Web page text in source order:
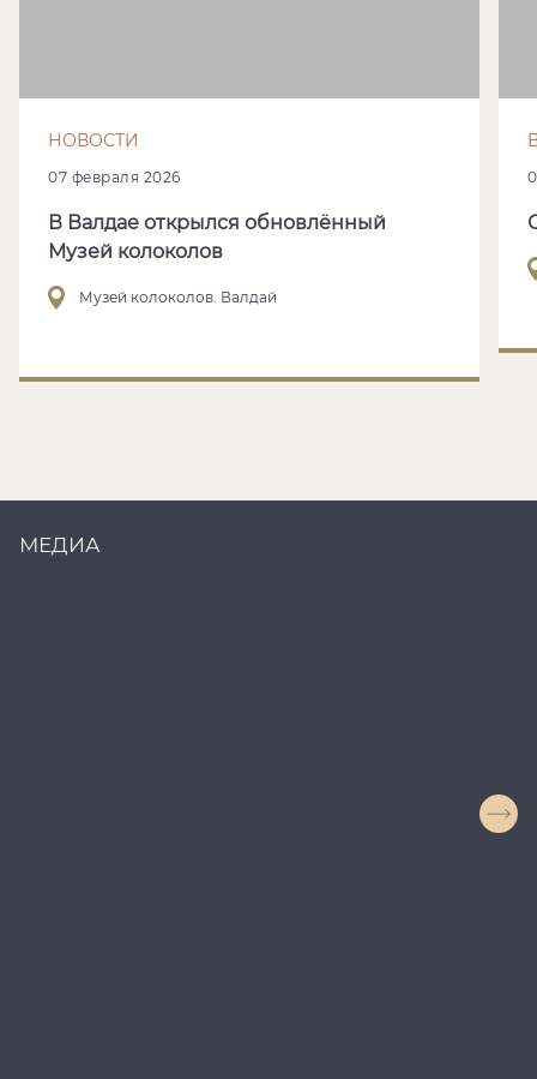
НОВОСТИ
07 февраля 2026
В Валдае открылся обновлённый
Музей колоколов
Музей колоколов. Валдай
МЕДИА